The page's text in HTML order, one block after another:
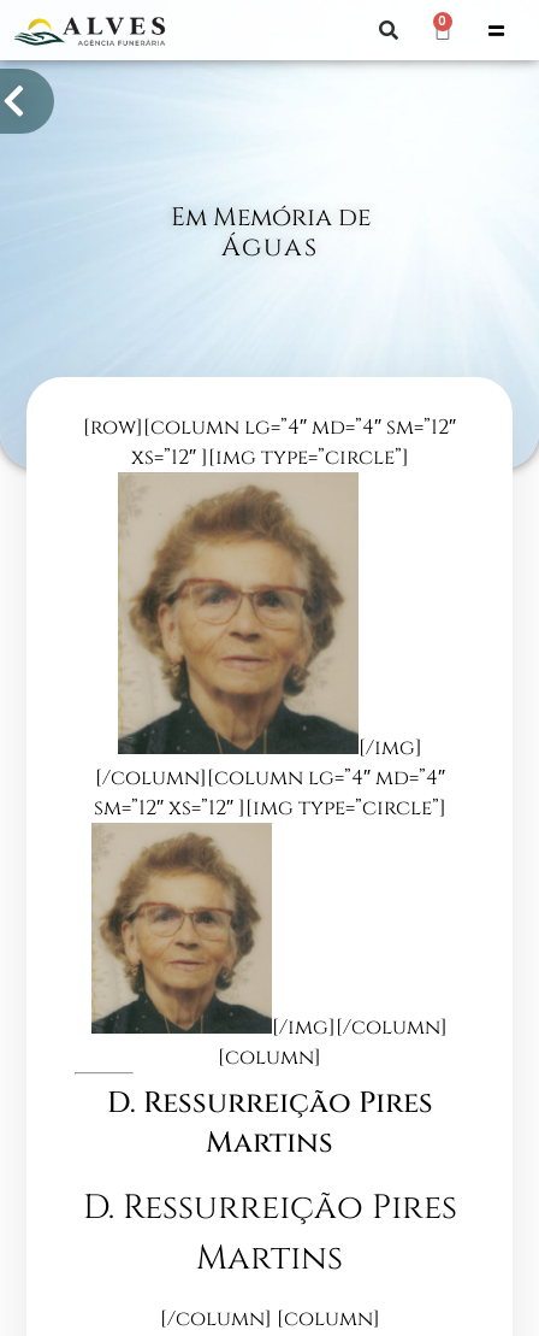
0
Em Memória de
Águas
[row][column lg=”4″ md=”4″ sm=”12″
xs=”12″ ][img type=”circle”]
[/img]
[/column][column lg=”4″ md=”4″
sm=”12″ xs=”12″ ][img type=”circle”]
[/img][/column]
[column]
D. Ressurreição Pires
Martins
D. Ressurreição Pires
Martins
[/column] [column]